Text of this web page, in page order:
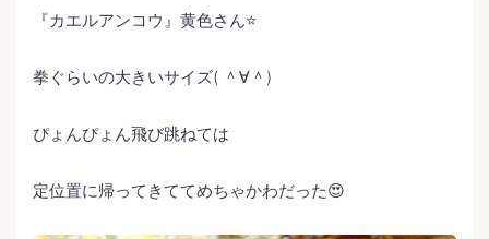
『カエルアンコウ』黄色さん⭐️
拳ぐらいの大きいサイズ( ＾∀＾)
ぴょんぴょん飛び跳ねては
定位置に帰ってきててめちゃかわだった😍